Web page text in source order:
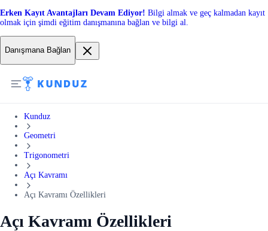
Erken Kayıt Avantajları Devam Ediyor! Bilgi almak ve geç kalmadan kayıt
olmak için şimdi eğitim danışmanına bağlan ve bilgi al.
Danışmana Bağlan
Kunduz
Geometri
Trigonometri
Açı Kavramı
Açı Kavramı Özellikleri
Açı Kavramı Özellikleri